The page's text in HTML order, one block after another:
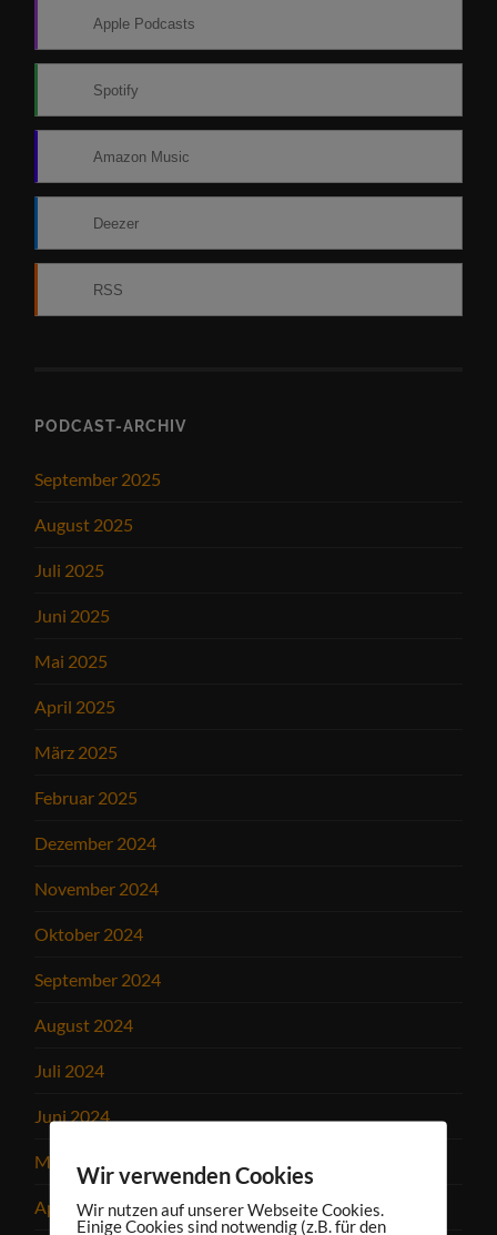
Apple Podcasts
Spotify
Amazon Music
Deezer
RSS
PODCAST-ARCHIV
September 2025
August 2025
Juli 2025
Juni 2025
Mai 2025
April 2025
März 2025
Februar 2025
Dezember 2024
November 2024
Oktober 2024
September 2024
August 2024
Juli 2024
Juni 2024
Mai 2024
April 2024
Wir verwenden Cookies
Wir nutzen auf unserer Webseite Cookies.
Einige Cookies sind notwendig (z.B. für den